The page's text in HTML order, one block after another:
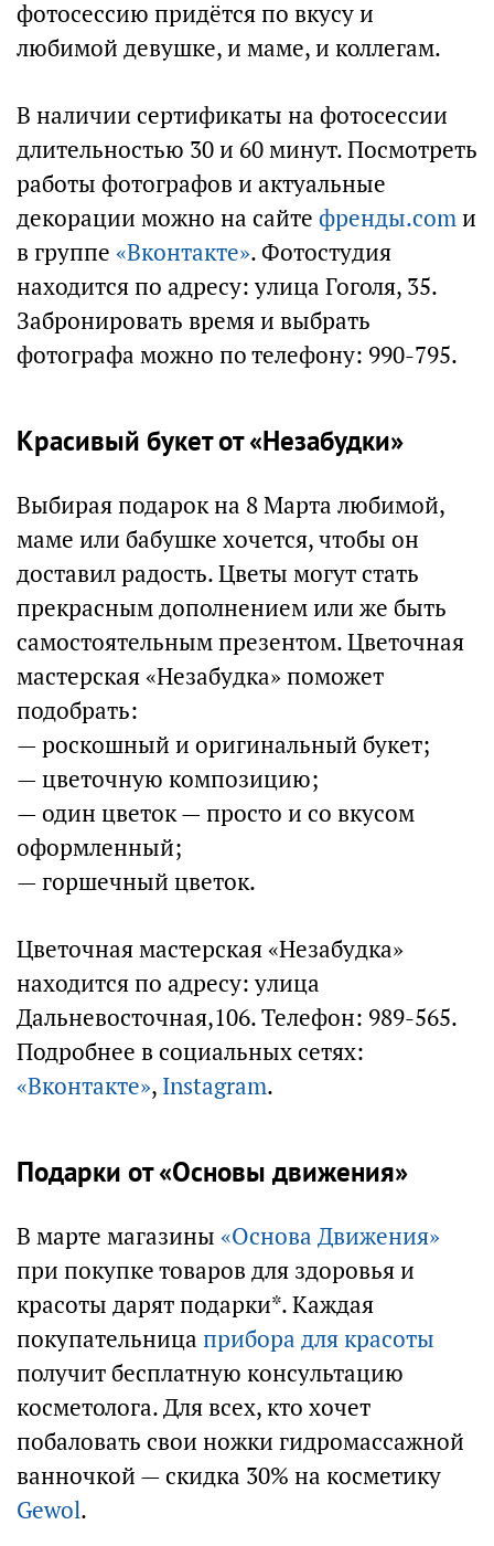
фотосессию придётся по вкусу и
любимой девушке, и маме, и коллегам.
В наличии сертификаты на фотосессии
длительностью 30 и 60 минут. Посмотреть
работы фотографов и актуальные
декорации можно на сайте френды.comи
в группе «Вконтакте». Фотостудия
находится по адресу: улица Гоголя, 35.
Забронировать время и выбрать
фотографа можно по телефону: 990-795.
Красивый букет от «Незабудки»
Выбирая подарок на 8 Марта любимой,
маме или бабушке хочется, чтобы он
доставил радость. Цветы могут стать
прекрасным дополнением или же быть
самостоятельным презентом. Цветочная
мастерская «Незабудка» поможет
подобрать:
— роскошный и оригинальный букет;
— цветочную композицию;
— один цветок — просто и со вкусом
оформленный;
— горшечный цветок.
Цветочная мастерская «Незабудка»
находится по адресу: улица
Дальневосточная,106. Телефон: 989-565.
Подробнее в социальных сетях:
«Вконтакте», Instagram.
Подарки от «Основы движения»
В марте магазины «Основа Движения»
при покупке товаров для здоровья и
красоты дарят подарки*. Каждая
покупательница прибора для красоты
получит бесплатную консультацию
косметолога. Для всех, кто хочет
побаловать свои ножки гидромассажной
ванночкой — скидка 30% на косметику
Gewol.